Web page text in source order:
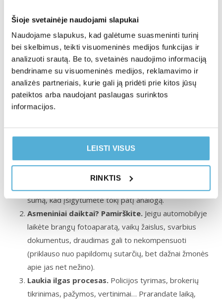
Šioje svetainėje naudojami slapukai
Naudojame slapukus, kad galėtume suasmeninti turinį
bei skelbimus, teikti visuomeninės medijos funkcijas ir
analizuoti srautą. Be to, svetainės naudojimo informaciją
bendriname su visuomeninės medijos, reklamavimo ir
analizės partneriais, kurie gali ją pridėti prie kitos jūsų
pateiktos arba naudojant paslaugas surinktos
informacijos.
LEISTI VISUS
RINKTIS
neatsiranda “po nosimi”.
Mitai apie draudimą: ar tikrai gausiu
100 % kompensaciją?
Draudimas kartais formuoja iliuziją, kad“net jei pavogs,
svarbu, kad apdrausta. Man nieko blogo nenutiks.”
kitokia:
naujas, draudimas įprastai skaičiuoja rinkos vertę,
nuskaičiuoja tam tikrą procentą. Jei jūsų automobilis
geros būklės, su retenybėmis
sumą, kad įsigytumėte tokį patį analogą.
Asmeniniai daiktai? Pamirškite. Jeigu automobilyje
laikėte brangų fotoaparatą, vaikų žaislus, svarbius
dokumentus, draudimas gali to nekompensuoti
(priklauso nuo papildomų sutarčių, bet dažnai žmonės
apie jas net nežino).
Laukia ilgas procesas. Policijos tyrimas, brokerių
tikrinimas, pažymos, vertinimai… Prarandate laiką,